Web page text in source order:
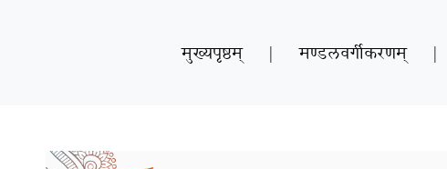
मुख्यपृष्ठम् | मण्डलवर्गीकरणम् |